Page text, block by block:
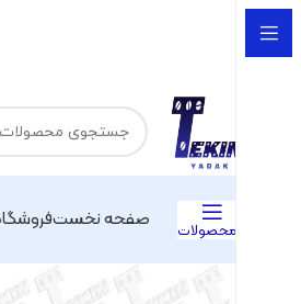
محصولات صفحه نخست